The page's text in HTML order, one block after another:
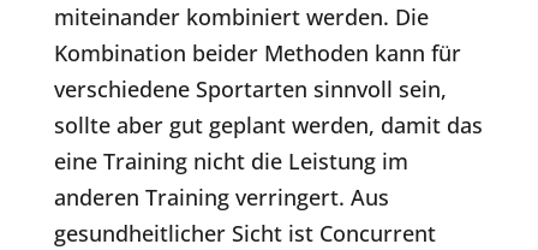
miteinander kombiniert werden. Die
Kombination beider Methoden kann für
verschiedene Sportarten sinnvoll sein,
sollte aber gut geplant werden, damit das
eine Training nicht die Leistung im
anderen Training verringert. Aus
gesundheitlicher Sicht ist Concurrent